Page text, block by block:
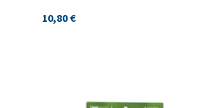
10,80 €